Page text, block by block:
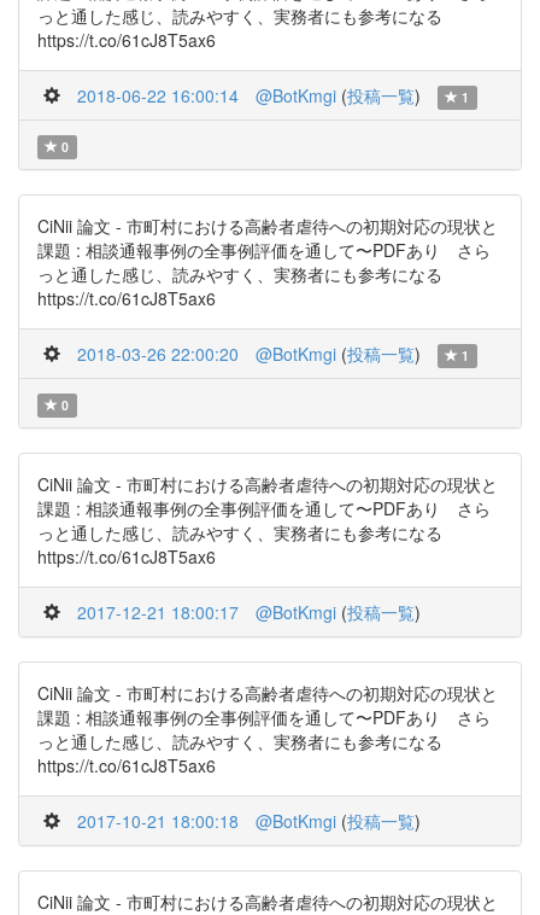
っと通した感じ、読みやすく、実務者にも参考になる
https://t.co/61cJ8T5ax6
2018-06-22 16:00:14 @BotKmgi (投稿一覧) 1
0
CiNii 論文 - 市町村における高齢者虐待への初期対応の現状と
課題 : 相談通報事例の全事例評価を通して〜PDFあり さら
っと通した感じ、読みやすく、実務者にも参考になる
https://t.co/61cJ8T5ax6
2018-03-26 22:00:20 @BotKmgi (投稿一覧) 1
0
CiNii 論文 - 市町村における高齢者虐待への初期対応の現状と
課題 : 相談通報事例の全事例評価を通して〜PDFあり さら
っと通した感じ、読みやすく、実務者にも参考になる
https://t.co/61cJ8T5ax6
2017-12-21 18:00:17 @BotKmgi (投稿一覧)
CiNii 論文 - 市町村における高齢者虐待への初期対応の現状と
課題 : 相談通報事例の全事例評価を通して〜PDFあり さら
っと通した感じ、読みやすく、実務者にも参考になる
https://t.co/61cJ8T5ax6
2017-10-21 18:00:18 @BotKmgi (投稿一覧)
CiNii 論文 - 市町村における高齢者虐待への初期対応の現状と